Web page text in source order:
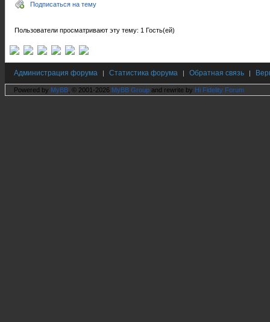
Подписаться на тему
Пользователи просматривают эту тему: 1 Гость(ей)
Администрация форума | Статистика форума | Обратная связь |
Powered by MyBB , © 2001-2026 MyBB Group and rewrite by Hi Fidelity Forum